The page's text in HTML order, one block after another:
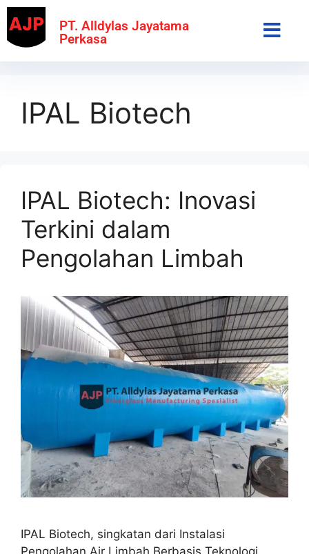
PT. Alldylas Jayatama
Perkasa
IPAL Biotech
IPAL Biotech: Inovasi
Terkini dalam
Pengolahan Limbah
IPAL Biotech, singkatan dari Instalasi
Pengolahan Air Limbah Berbasis Teknologi